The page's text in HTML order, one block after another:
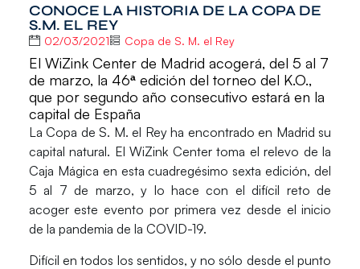
CONOCE LA HISTORIA DE LA COPA DE
S.M. EL REY
02/03/2021 Copa de S. M. el Rey
El WiZink Center de Madrid acogerá, del 5 al 7
de marzo, la 46ª edición del torneo del K.O.,
que por segundo año consecutivo estará en la
capital de España
LaCopa de S. M. el Reyha encontrado en Madrid su
capital natural. ElWiZink Centertoma el relevo de la
Caja Mágica en esta cuadregésimo sexta edición,del
5 al 7 de marzo, y lo hace con el difícil reto de
acoger este evento por primera vez desde el inicio
de la pandemia de la COVID-19.
Difícil en todos los sentidos, y no sólo desde el punto